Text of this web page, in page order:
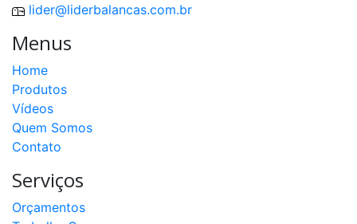
lider@liderbalancas.com.br
Menus
Home
Produtos
Vídeos
Quem Somos
Contato
Serviços
Orçamentos